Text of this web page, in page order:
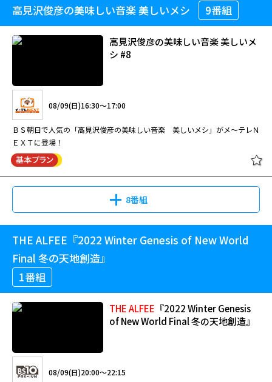
高見沢俊彦の美味しい音楽 美しいメシ 9番組
高見沢俊彦の美味しい音楽 美しいメ
シ #8
08/09(日)16:30～17:00
ＢＳ朝日で人気の「高見沢俊彦の美味しい音楽 美しいメシ」がメ～テレＮ
ＥＸＴに登場！
8番組
THE ALFEE『2022 Winter Genesis of New World
Final 冬の天地創造』
1番組
THEALFEE 『2022 Winter Genesis
of New World Final 冬の天地創造』
08/09(日)20:00～22:15